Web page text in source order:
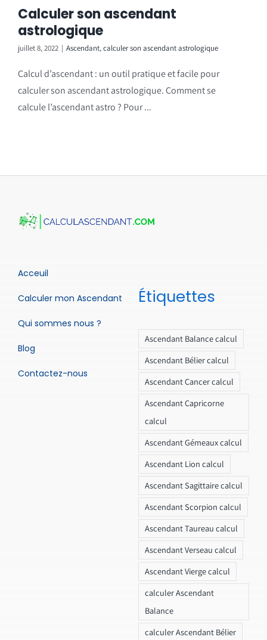
Calculer son ascendant
astrologique
juillet 8, 2022 | Ascendant,calculer son ascendant astrologique
Calcul d’ascendant : un outil pratique et facile pour
calculer son ascendant astrologique. Comment se
calcule l’ascendant astro ? Pour ...
Acceuil
Calculer mon Ascendant
Qui sommes nous ?
Blog
Contactez-nous
Étiquettes
Ascendant Balance calcul
Ascendant Bélier calcul
Ascendant Cancer calcul
Ascendant Capricorne
calcul
Ascendant Gémeaux calcul
Ascendant Lion calcul
Ascendant Sagittaire calcul
Ascendant Scorpion calcul
Ascendant Taureau calcul
Ascendant Verseau calcul
Ascendant Vierge calcul
calculer Ascendant
Balance
calculer Ascendant Bélier